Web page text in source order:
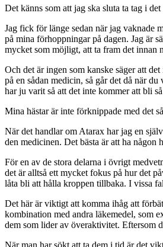
Det känns som att jag ska sluta ta tag i
Jag fick för länge sedan när jag vaknade
på mina förhoppningar på dagen. Jag är
mycket som möjligt, att ta fram det innan
Och det är ingen som kanske säger att
på en sådan medicin, så går det då när
har ju varit så att det inte kommer att bli
Mina hästar är inte förknippade med det
När det handlar om Atarax har jag en
den medicinen. Det bästa är att ha
För en av de stora delarna i övrigt
det är alltså ett mycket fokus på hur det
låta bli att hålla kroppen tillbaka. I vissa
Det här är viktigt att komma ihåg att
kombination med andra läkemedel, som
dem som lider av överaktivitet. Eftersom
När man har sökt att ta dem i tid är det